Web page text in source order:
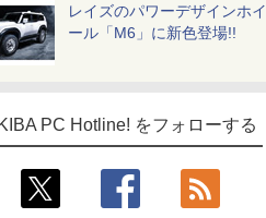
レイズのパワーデザインホイ
ール「M6」に新色登場!!
PC Hotline! をフォローする